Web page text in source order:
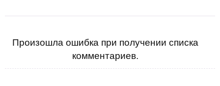
Произошла ошибка при получении списка
комментариев.